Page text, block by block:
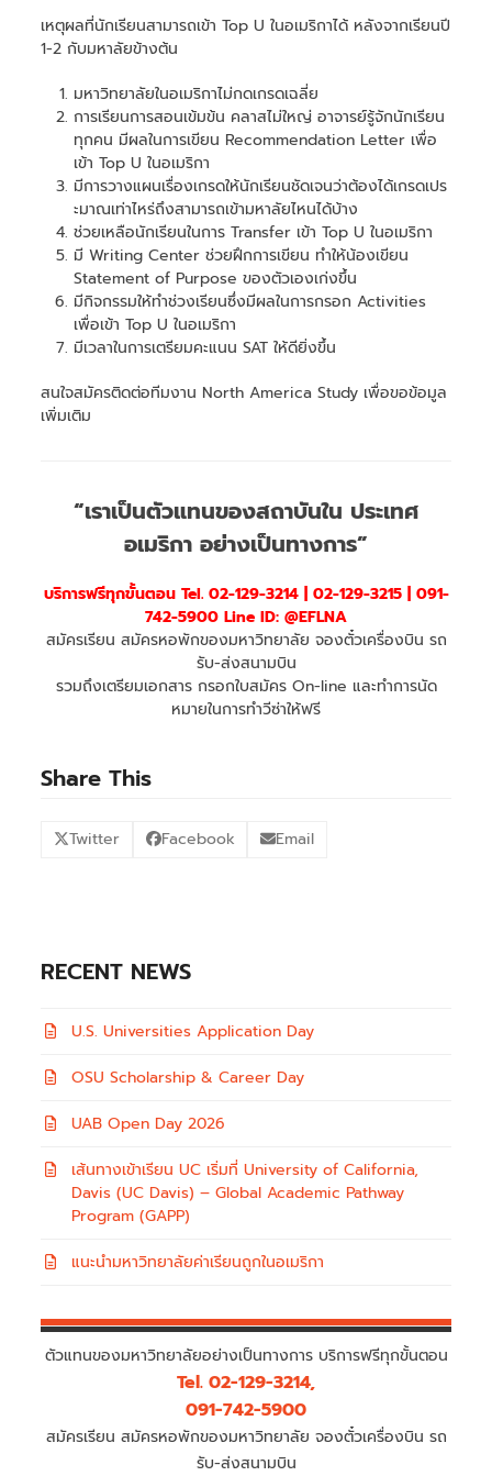
เหตุผลที่นักเรียนสามารถเข้า Top U ในอเมริกาได้ หลังจากเรียนปี
1-2 กับมหาลัยข้างต้น
มหาวิทยาลัยในอเมริกาไม่กดเกรดเฉลี่ย
การเรียนการสอนเข้มข้น คลาสไม่ใหญ่ อาจารย์รู้จักนักเรียน
ทุกคน มีผลในการเขียน Recommendation Letter เพื่อ
เข้า Top U ในอเมริกา
มีการวางแผนเรื่องเกรดให้นักเรียนชัดเจนว่าต้องได้เกรดเปร
ะมาณเท่าไหร่ถึงสามารถเข้ามหาลัยไหนได้บ้าง
ช่วยเหลือนักเรียนในการ Transfer เข้า Top U ในอเมริกา
มี Writing Center ช่วยฝึกการเขียน ทำให้น้องเขียน
Statement of Purpose ของตัวเองเก่งขึ้น
มีกิจกรรมให้ทำช่วงเรียนซึ่งมีผลในการกรอก Activities
เพื่อเข้า Top U ในอเมริกา
มีเวลาในการเตรียมคะแนน SAT ให้ดียิ่งขึ้น
สนใจสมัครติดต่อทีมงาน North America Study เพื่อขอข้อมูล
เพิ่มเติม
“เราเป็นตัวแทนของสถาบันใน ประเทศ
อเมริกา อย่างเป็นทางการ”
บริการฟรีทุกขั้นตอน Tel. 02-129-3214 | 02-129-3215 | 091-
742-5900 Line ID: @EFLNA
สมัครเรียน สมัครหอพักของมหาวิทยาลัย จองตั๋วเครื่องบิน รถ
รับ-ส่งสนามบิน
รวมถึงเตรียมเอกสาร กรอกใบสมัคร On-line และทำการนัด
หมายในการทำวีซ่าให้ฟรี
Share This
Twitter Facebook Email
RECENT NEWS
U.S. Universities Application Day
OSU Scholarship & Career Day
UAB Open Day 2026
เส้นทางเข้าเรียน UC เริ่มที่ University of California,
Davis (UC Davis) – Global Academic Pathway
Program (GAPP)
แนะนำมหาวิทยาลัยค่าเรียนถูกในอเมริกา
ตัวแทนของมหาวิทยาลัยอย่างเป็นทางการ บริการฟรีทุกขั้นตอน
Tel. 02-129-3214,
091-742-5900
สมัครเรียน สมัครหอพักของมหาวิทยาลัย จองตั๋วเครื่องบิน รถ
รับ-ส่งสนามบิน